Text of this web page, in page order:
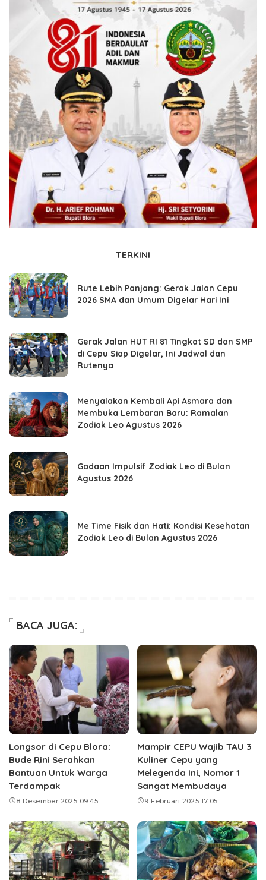
TERKINI
Rute Lebih Panjang: Gerak Jalan Cepu
2026 SMA dan Umum Digelar Hari Ini
Gerak Jalan HUT RI 81 Tingkat SD dan SMP
di Cepu Siap Digelar, Ini Jadwal dan
Rutenya
Menyalakan Kembali Api Asmara dan
Membuka Lembaran Baru: Ramalan
Zodiak Leo Agustus 2026
Godaan Impulsif Zodiak Leo di Bulan
Agustus 2026
Me Time Fisik dan Hati: Kondisi Kesehatan
Zodiak Leo di Bulan Agustus 2026
BACA JUGA:
Longsor di Cepu Blora:
Bude Rini Serahkan
Bantuan Untuk Warga
Terdampak
8 Desember 2025 09:45
Mampir CEPU Wajib TAU 3
Kuliner Cepu yang
Melegenda Ini, Nomor 1
Sangat Membudaya
9 Februari 2025 17:05